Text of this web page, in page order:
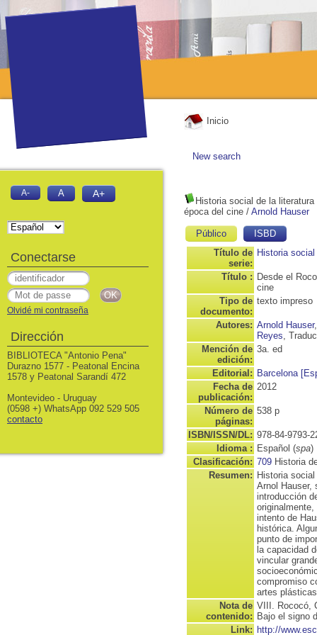
Inicio
New search
Historia social de la
época del cine / Arnold Hauser
Público
ISBD
Título de
serie:
Historia
Título : Desde el
cine
Tipo de
documento:
texto impreso
Autores: Arnold Hauser
Reyes,
Mención de
edición:
3a. ed
Editorial: Barcelona
Fecha de
publicación:
2012
Número de
páginas:
538 p
ISBN/ISSN/DL: 978-84-9793-
Idioma : Español (spa)
Clasificación: 709 Historia
Resumen: Historia
Arnol Hauser,
introducción
intento de
histórica.
punto de
la capacidad
vincular
compromiso
artes
Nota de
contenido:
VIII. Rococó,
Bajo el signo
Link: http://
A- A A+
Conectarse
Olvidé mi contraseña
Dirección
BIBLIOTECA "Antonio Pena"
Durazno 1577 - Peatonal Encina
1578 y Peatonal Sarandí 472
Montevideo - Uruguay
(0598 +) WhatsApp 092 529 505
contacto